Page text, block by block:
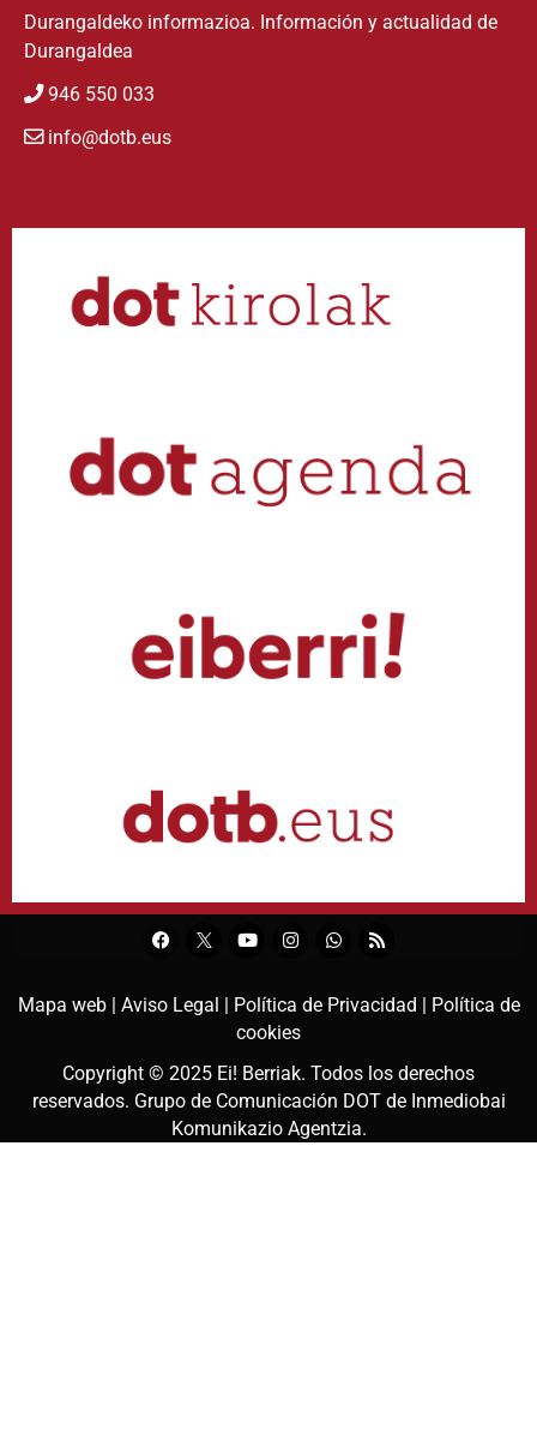
Durangaldeko informazioa. Información y actualidad de
Durangaldea
946 550 033
info@dotb.eus
Mapa web | Aviso Legal | Política de Privacidad | Política de
cookies
Copyright © 2025 Ei! Berriak. Todos los derechos
reservados. Grupo de Comunicación DOT de Inmediobai
Komunikazio Agentzia.